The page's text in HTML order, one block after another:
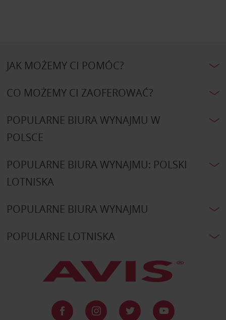
JAK MOŻEMY CI POMÓC?
CO MOŻEMY CI ZAOFEROWAĆ?
POPULARNE BIURA WYNAJMU W
POLSCE
POPULARNE BIURA WYNAJMU: POLSKI
LOTNISKA
POPULARNE BIURA WYNAJMU
POPULARNE LOTNISKA